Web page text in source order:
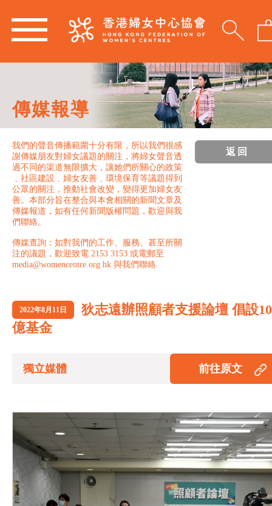
傳媒報導
我們的聲音傳播範圍十分有限，所以我們很感
謝傳媒朋友對婦女議題的關注，將婦女聲音透
過不同的渠道無限擴大，讓她們所關心的政策
﹑社區建設﹑婦女友善﹑環境保育等議題得到
公眾的關注，推動社會改變，變得更加婦女友
善。本部分旨在整合與本會相關的新聞文章及
傳媒報道，如有任何新聞版權問題，歡迎與我
們聯絡。
傳媒查詢：如對我們的工作、服務、甚至所關
注的議題，歡迎致電 2153 3153 或電郵至
media@womencentre.org.hk 與我們聯絡
返回
2022年8月11日
狄志遠辦照顧者支援論壇 倡設10
億基金
獨立媒體 前往原文